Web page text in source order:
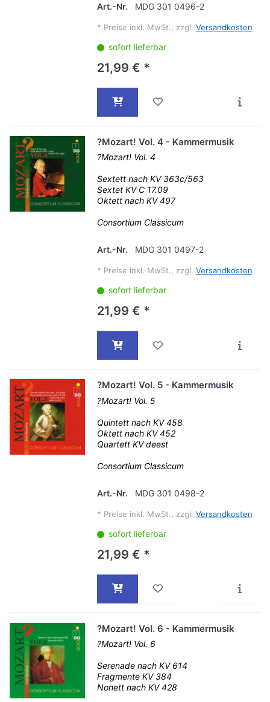
Art.-Nr. MDG 301 0496-2
* Preise inkl. MwSt., zzgl. Versandkosten
sofort lieferbar
21,99 € *
?Mozart! Vol. 4 - Kammermusik
?Mozart! Vol. 4
Sextett nach KV 363c/563
Sextet KV C 17.09
Oktett nach KV 497
Consortium Classicum
Art.-Nr. MDG 301 0497-2
* Preise inkl. MwSt., zzgl. Versandkosten
sofort lieferbar
21,99 € *
?Mozart! Vol. 5 - Kammermusik
?Mozart! Vol. 5
Quintett nach KV 458
Oktett nach KV 452
Quartett KV deest
Consortium Classicum
Art.-Nr. MDG 301 0498-2
* Preise inkl. MwSt., zzgl. Versandkosten
sofort lieferbar
21,99 € *
?Mozart! Vol. 6 - Kammermusik
?Mozart! Vol. 6
Serenade nach KV 614
Fragmente KV 384
Nonett nach KV 428